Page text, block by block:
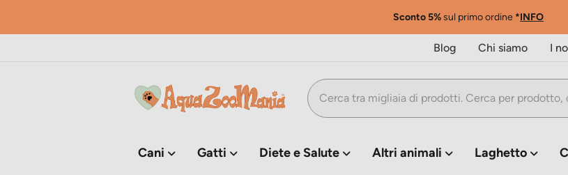
Sconto 5%sul primo ordine *INFO
Blog Chi siamo I
Cani Gatti Diete e Salute Altri animali Laghetto